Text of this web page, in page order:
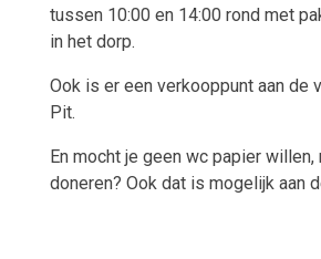
tussen 10:00 en 14:00 rond met
in het dorp.
Ook is er een verkooppunt aan de
Pit.
En mocht je geen wc papier
doneren? Ook dat is mogelijk aan